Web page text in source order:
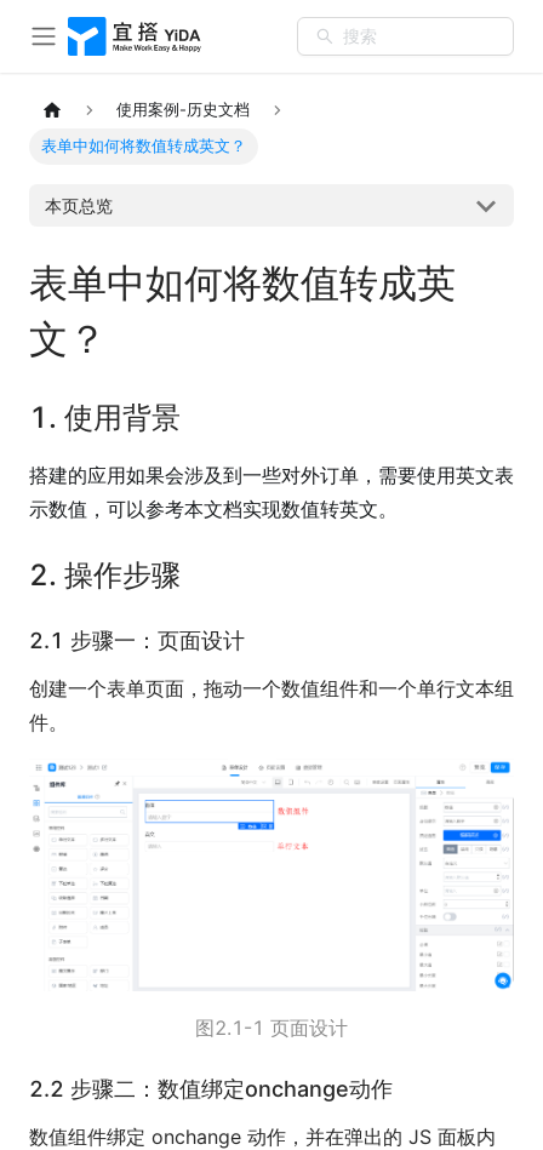
搜索
使用案例-历史文档
表单中如何将数值转成英文？
本页总览
表单中如何将数值转成英
文？
1. 使用背景
搭建的应用如果会涉及到一些对外订单，需要使用英文表
示数值，可以参考本文档实现数值转英文。
2. 操作步骤
2.1 步骤一：页面设计
创建一个表单页面，拖动一个数值组件和一个单行文本组
件。
图2.1-1 页面设计
2.2 步骤二：数值绑定onchange动作
数值组件绑定 onchange 动作，并在弹出的 JS 面板内